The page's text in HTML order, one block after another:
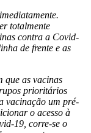
totalmente
contra a Covid-
de frente e as
que as vacinas
prioritários
vacinação um pré-
o acesso à
19, corre-se o